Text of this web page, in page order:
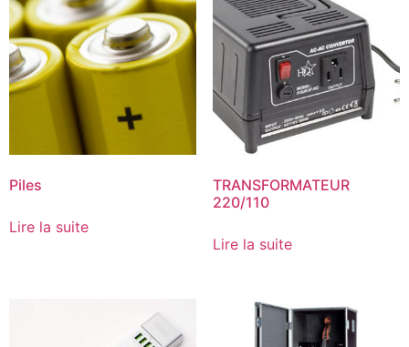
Piles
Lire la suite
TRANSFORMATEUR
220/110
Lire la suite